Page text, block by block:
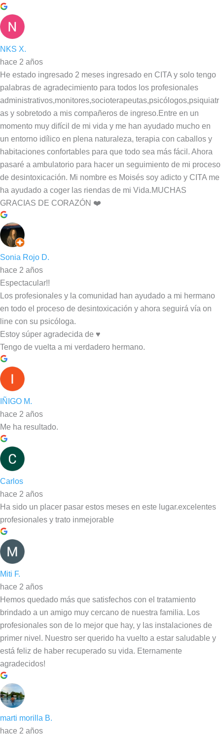
NKS X.
hace 2 años
He estado ingresado 2 meses ingresado en CITA y solo tengo
palabras de agradecimiento para todos los profesionales
administrativos,monitores,socioterapeutas,psicólogos,psiquiatr
as y sobretodo a mis compañeros de ingreso.Entre en un
momento muy difícil de mi vida y me han ayudado mucho en
un entorno idílico en plena naturaleza, terapia con caballos y
habitaciones confortables para que todo sea más fácil. Ahora
pasaré a ambulatorio para hacer un seguimiento de mi proceso
de desintoxicación. Mi nombre es Moisés soy adicto y CITA me
ha ayudado a coger las riendas de mi Vida.MUCHAS
GRACIAS DE CORAZÓN ❤️
Sonia Rojo D.
hace 2 años
Espectacular!!
Los profesionales y la comunidad han ayudado a mi hermano
en todo el proceso de desintoxicación y ahora seguirá vía on
line con su psicóloga.
Estoy súper agradecida de ♥️
Tengo de vuelta a mi verdadero hermano.
IÑIGO M.
hace 2 años
Me ha resultado.
Carlos
hace 2 años
Ha sido un placer pasar estos meses en este lugar.excelentes
profesionales y trato inmejorable
Miti F.
hace 2 años
Hemos quedado más que satisfechos con el tratamiento
brindado a un amigo muy cercano de nuestra familia. Los
profesionales son de lo mejor que hay, y las instalaciones de
primer nivel. Nuestro ser querido ha vuelto a estar saludable y
está feliz de haber recuperado su vida. Eternamente
agradecidos!
marti morilla B.
hace 2 años